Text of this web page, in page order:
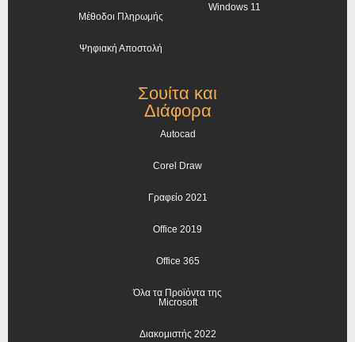
Μέθοδοι Πληρωμής
Ψηφιακή Αποστολή
Windows 11
Σουίτα και
Διάφορα
Autocad
Corel Draw
Γραφείο 2021
Office 2019
Office 365
Όλα τα Προϊόντα της
Microsoft
Διακομιστής 2022